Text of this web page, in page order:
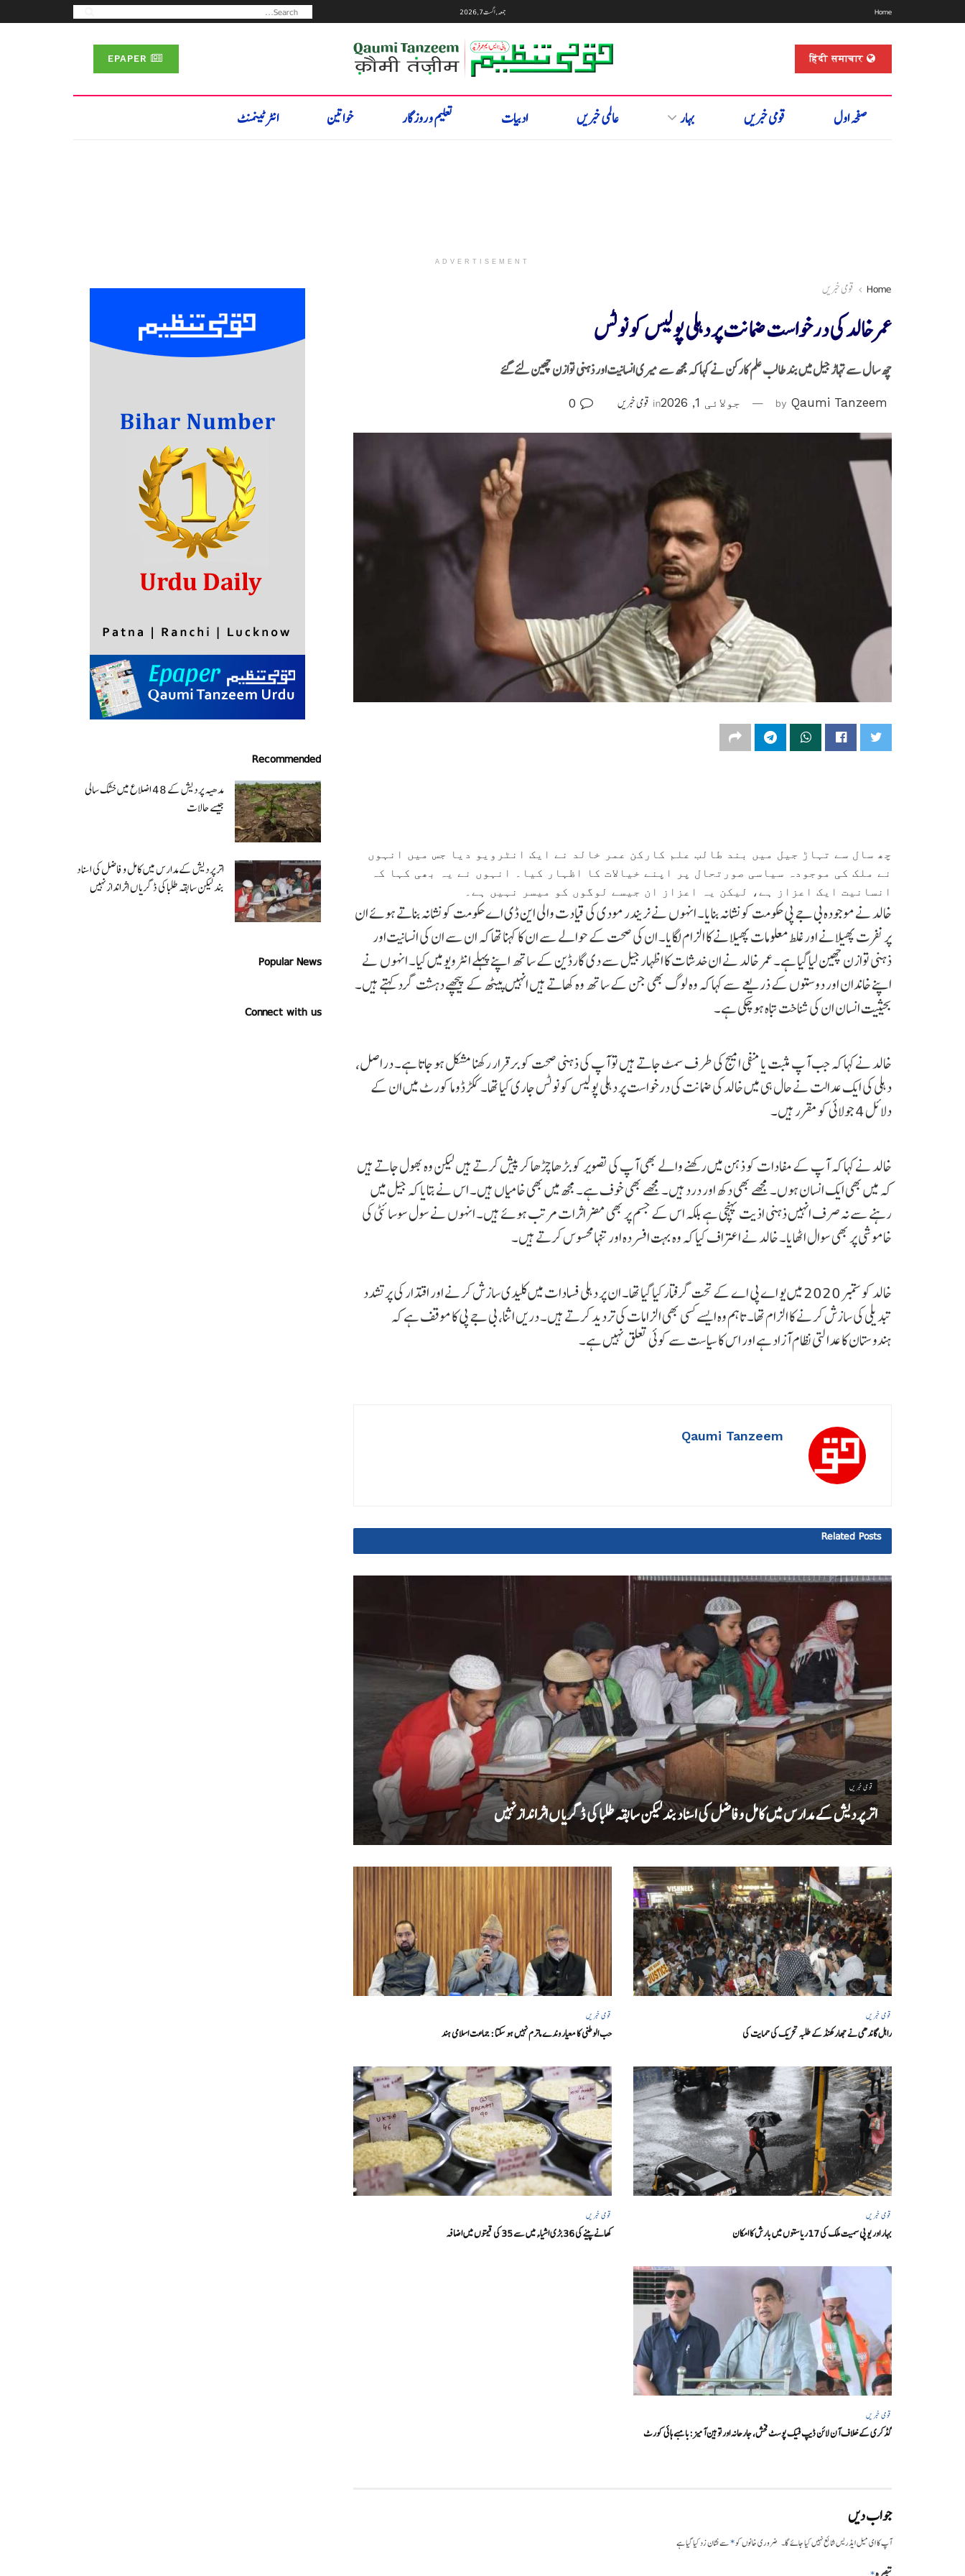
Home جمعہ, اگست 7, 2026
हिंदी समाचार
صفحہ اول قومی خبریں بہار عالمی خبریں ادبیات تعلیم و روزگار خواتین انٹرٹینمنٹ
ADVERTISEMENT
Home قومی خبریں
عمر خالد کی درخواست ضمانت پر دہلی پولیس کو نوٹس
چھ سال سے تہاڑ جیل میں بند طالب علم کارکن نے کہا کہ مجھ سے میری انسانیت اور ذہنی توازن چھین لئے گئے
by Qaumi Tanzeem جولائی 1, 2026 in قومی خبریں
چھ سال سے تہاڑ جیل میں بند طالب علم کارکن عمر خالد نے ایک انٹرویو دیا جس میں انہوں
نے ملک کی موجودہ سیاسی صورتحال پر اپنے خیالات کا اظہار کیا۔ انہوں نے یہ بھی کہا کہ
انسانیت ایک اعزاز ہے، لیکن یہ اعزاز ان جیسے لوگوں کو میسر نہیں ہے۔
خالد نے موجودہ بی جے پی حکومت کو نشانہ بنایا۔ انہوں نے نریندر مودی کی قیادت والی این ڈی اے حکومت کو نشانہ بناتے ہوئے ان
پر نفرت پھیلانے اور غلط معلومات پھیلانے کا الزام لگایا۔ ان کی صحت کے حوالے سے ان کا کہنا تھا کہ ان سے ان کی انسانیت اور
ذہنی توازن چھین لیا گیا ہے۔ عمر خالد نے ان خدشات کا اظہار جیل سے دی گارڈین کے ساتھ اپنے پہلے انٹرویو میں کیا۔ انہوں نے
اپنے خاندان اور دوستوں کے ذریعے سے کہا کہ وہ لوگ بھی جن کے ساتھ وہ کھاتے ہیں انہیں پیٹھ کے پیچھے دہشت گرد کہتے ہیں۔
بحیثیت انسان ان کی شناخت تباہ ہو چکی ہے۔
خالد نے کہا کہ جب آپ مثبت یا منفی امیج کی طرف سمٹ جاتے ہیں تو آپ کی ذہنی صحت کو برقرار رکھنا مشکل ہو جاتا ہے۔ دراصل،
دہلی کی ایک عدالت نے حال ہی میں خالد کی ضمانت کی درخواست پر دہلی پولیس کو نوٹس جاری کیا تھا۔ ککڑڈوما کورٹ میں ان کے
دلائل 4 جولائی کو مقرر ہیں۔
خالد نے کہا کہ آپ کے مفادات کو ذہن میں رکھنے والے بھی آپ کی تصویر کو بڑھا چڑھا کر پیش کرتے ہیں لیکن وہ بھول جاتے ہیں
کہ میں بھی ایک انسان ہوں۔ مجھے بھی دکھ اور درد ہیں۔ مجھے بھی خوف ہے۔ مجھ میں بھی خامیاں ہیں۔ اس نے بتایا کہ جیل میں
رہنے سے نہ صرف انہیں ذہنی اذیت پہنچی ہے بلکہ اس کے جسم پر بھی مضر اثرات مرتب ہوئے ہیں۔ انہوں نے سول سوسائٹی کی
خاموشی پر بھی سوال اٹھایا۔ خالد نے اعتراف کیا کہ وہ بہت افسردہ اور تنہا محسوس کرتے ہیں۔
خالد کو ستمبر 2020 میں یو اے پی اے کے تحت گرفتار کیا گیا تھا۔ ان پر دہلی فسادات میں کلیدی سازش کرنے اور اقتدار کی پرتشدد
تبدیلی کی سازش کرنے کا الزام تھا۔ تاہم وہ ایسے کسی بھی الزامات کی تردید کرتے ہیں۔ دریں اثنا، بی جے پی کا موقف ہے کہ
ہندوستان کا عدالتی نظام آزاد ہے اور اس کا سیاست سے کوئی تعلق نہیں ہے۔
Qaumi Tanzeem
Related Posts
قومی خبریں
اتر پردیش کےمدارس میں کامل و فاضل کی اسناد بند لیکن سابقہ طلبا کی ڈگریا ں اثرانداز نہیں
قومی خبریں
راہل گاندھی نے جھارکھنڈ کے طلبہ تحریک کی حمایت کی
قومی خبریں
حب الوطنی کا معیار وندے ماترم نہیں ہو سکتا : جماعت اسلامی ہند
قومی خبریں
بہار اور یو پی سمیت ملک کی 17ریاستوں میں بارش کا امکان
قومی خبریں
کھانے پینے کی 36 بڑی اشیاء میں سے 35 کی قیمتوں میں اضافہ
قومی خبریں
گڈکری کے خلاف آن لائن ڈیپ فیک پوسٹ فحش، جارحانہ اور توہین آمیز:بامبے ہائی کورٹ
جواب دیں
آپ کا ای میل ایڈریس شائع نہیں کیا جائے گا۔ ضروری خانوں کو*سے نشان زد کیا گیا ہے
Recommended
مدھیہ پردیش کے 48 اضلاع میں خشک سالی
جیسے حالات
اتر پردیش کےمدارس میں کامل و فاضل کی اسناد
بند لیکن سابقہ طلبا کی ڈگریا ں اثرانداز نہیں
Popular News
Connect with us